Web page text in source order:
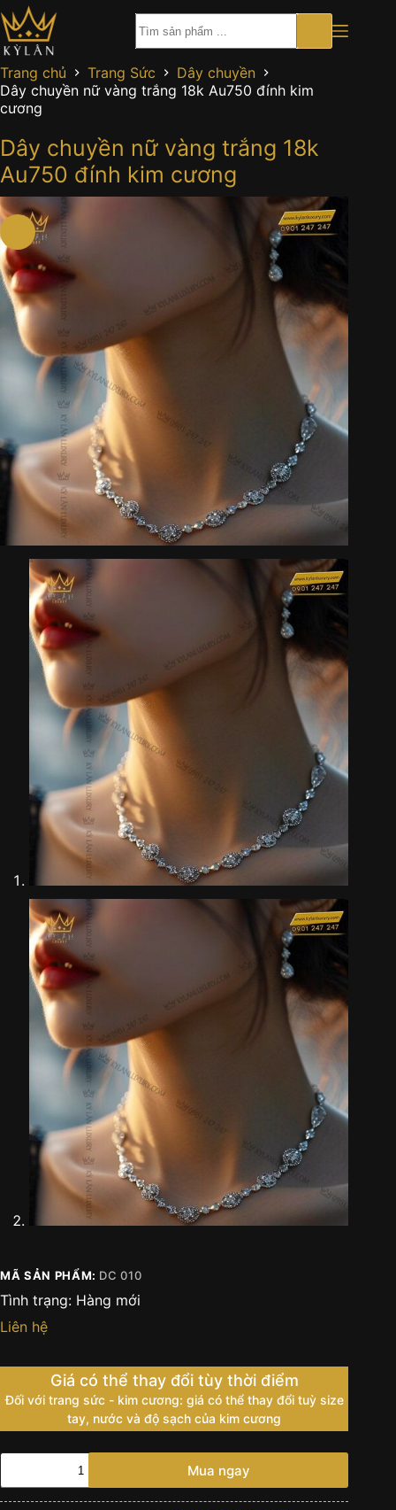
Chuyển
đến
phần
nội
dung
Trang chủ Trang Sức
Dây chuyền
Dây chuyền nữ vàng trắng 18k Au750 đính kim
cương
Dây chuyền nữ vàng trắng 18k
Au750 đính kim cương
MÃ SẢN PHẨM: DC 010
Tình trạng: Hàng mới
Liên hệ
Giá có thể thay đổi tùy thời điểm
Đối với trang sức - kim cương: giá có thể thay đổi tuỳ size
tay, nước và độ sạch của kim cương
Dây
Mua ngay